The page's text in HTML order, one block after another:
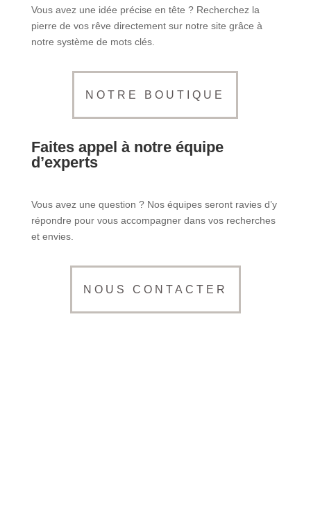
Vous avez une idée précise en tête ? Recherchez la
pierre de vos rêve directement sur notre site grâce à
notre système de mots clés.
NOTRE BOUTIQUE
Faites appel à notre équipe
d’experts
Vous avez une question ? Nos équipes seront ravies d’y
répondre pour vous accompagner dans vos recherches
et envies.
NOUS CONTACTER